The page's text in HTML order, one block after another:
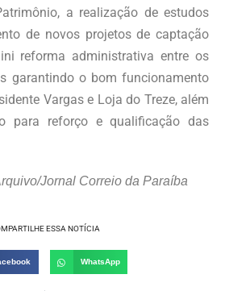
a realização de estudos
de novos projetos de captação
reforma administrativa entre os
garantindo o bom funcionamento
Vargas e Loja do Treze, além
para reforço e qualificação das
Jornal Correio da Paraíba
ESSA NOTÍCIA
WhatsApp